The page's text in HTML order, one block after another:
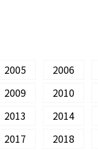
2005 2006
2009 2010
2013 2014
2017 2018